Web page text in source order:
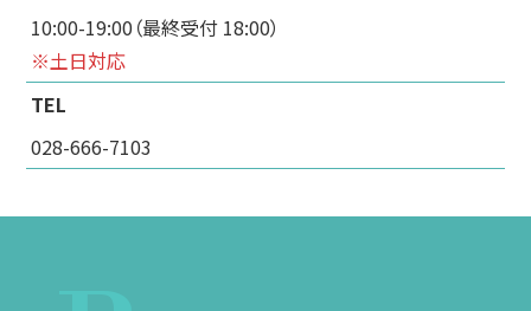
10:00-19:00（最終受付 18:00）
※土日対応
TEL
028-666-7103